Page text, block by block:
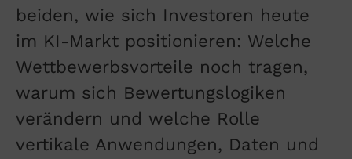
beiden, wie sich Investoren heute
im KI-Markt positionieren: Welche
Wettbewerbsvorteile noch tragen,
warum sich Bewertungslogiken
verändern und welche Rolle
vertikale Anwendungen, Daten und